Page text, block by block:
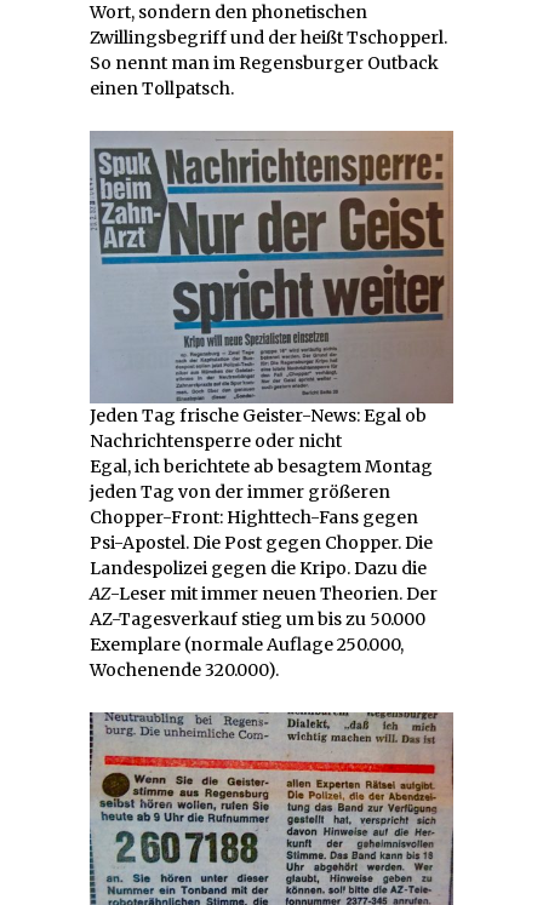
Wort, sondern den phonetischen
Zwillingsbegriff und der heißt Tschopperl.
So nennt man im Regensburger Outback
einen Tollpatsch.
Jeden Tag frische Geister-News: Egal ob
Nachrichtensperre oder nicht
Egal, ich berichtete ab besagtem Montag
jeden Tag von der immer größeren
Chopper-Front: Highttech-Fans gegen
Psi-Apostel. Die Post gegen Chopper. Die
Landespolizei gegen die Kripo. Dazu die
AZ-Leser mit immer neuen Theorien. Der
AZ-Tagesverkauf stieg um bis zu 50.000
Exemplare (normale Auflage 250.000,
Wochenende 320.000).